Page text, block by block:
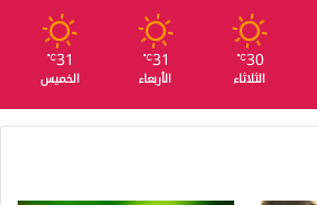
30
℃
الثلاثاء
31
℃
الأربعاء
31
℃
الخميس